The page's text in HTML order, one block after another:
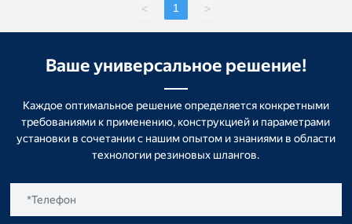
< 1 >
Ваше универсальное решение!
Каждое оптимальное решение определяется конкретными
требованиями к применению, конструкцией и параметрами
установки в сочетании с нашим опытом и знаниями в области
технологии резиновых шлангов.